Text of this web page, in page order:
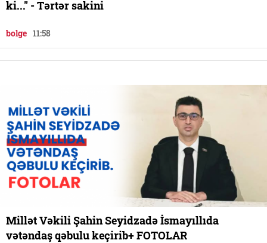
ki..." - Tərtər sakini
bolge 11:58
Millət Vəkili Şahin Seyidzadə İsmayıllıda
vətəndaş qəbulu keçirib+ FOTOLAR